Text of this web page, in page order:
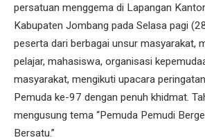
persatuan menggema di Lapangan
Kabupaten Jombang pada Selasa pagi
peserta dari berbagai unsur masyarakat,
pelajar, mahasiswa, organisasi
masyarakat, mengikuti upacara
Pemuda ke-97 dengan penuh khidmat.
mengusung tema “Pemuda Pemudi
Bersatu.”